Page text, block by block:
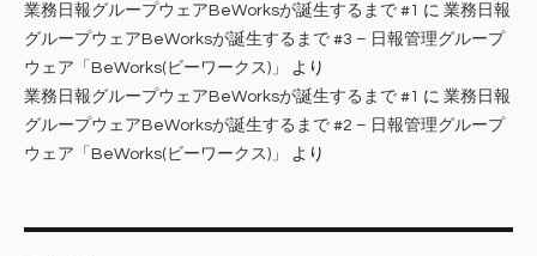
業務日報グループウェアBeWorksが誕生するまで #1 に 業務日報
グループウェアBeWorksが誕生するまで #3 – 日報管理グループ
ウェア「BeWorks(ビーワークス)」
より
業務日報グループウェアBeWorksが誕生するまで #1 に 業務日報
グループウェアBeWorksが誕生するまで #2 – 日報管理グループ
ウェア「BeWorks(ビーワークス)」
より